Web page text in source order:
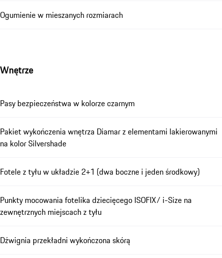
Ogumienie w mieszanych rozmiarach
Wnętrze
Pasy bezpieczeństwa w kolorze czarnym
Pakiet wykończenia wnętrza Diamar z elementami lakierowanymi
na kolor Silvershade
Fotele z tyłu w układzie 2+1 (dwa boczne i jeden środkowy)
Punkty mocowania fotelika dziecięcego ISOFIX/ i-Size na
zewnętrznych miejscach z tyłu
Dźwignia przekładni wykończona skórą